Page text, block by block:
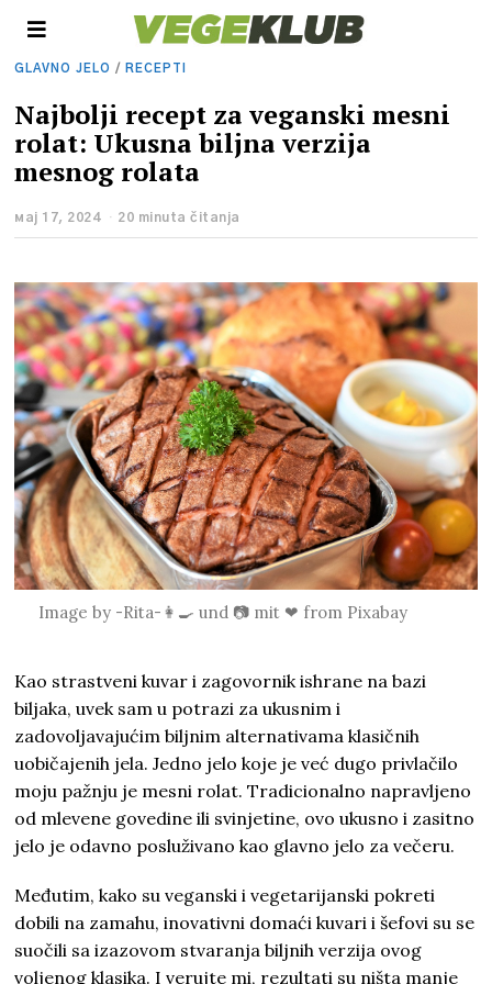
GLAVNO JELO / RECEPTI
Najbolji recept za veganski mesni
rolat: Ukusna biljna verzija
mesnog rolata
мај 17, 2024 20 minuta čitanja
Image by -Rita-👩‍🍳 und 📷 mit ❤ from Pixabay
Kao strastveni kuvar i zagovornik ishrane na bazi
biljaka, uvek sam u potrazi za ukusnim i
zadovoljavajućim biljnim alternativama klasičnih
uobičajenih jela. Jedno jelo koje je već dugo privlačilo
moju pažnju je mesni rolat. Tradicionalno napravljeno
od mlevene govedine ili svinjetine, ovo ukusno i zasitno
jelo je odavno posluživano kao glavno jelo za večeru.
Međutim, kako su veganski i vegetarijanski pokreti
dobili na zamahu, inovativni domaći kuvari i šefovi su se
suočili sa izazovom stvaranja biljnih verzija ovog
voljenog klasika. I verujte mi, rezultati su ništa manje